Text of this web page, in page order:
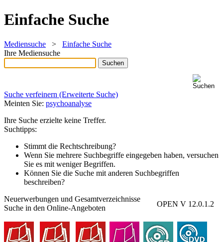
Einfache Suche
Mediensuche > Einfache Suche
Ihre Mediensuche
Suche verfeinern (Erweiterte Suche)
Meinten Sie: psychoanalyse
Ihre Suche erzielte keine Treffer.
Suchtipps:
Stimmt die Rechtschreibung?
Wenn Sie mehrere Suchbegriffe eingegeben haben, versuchen
Sie es mit weniger Begriffen.
Können Sie die Suche mit anderen Suchbegriffen
beschreiben?
OPEN V 12.0.1.2
Neuerwerbungen und Gesamtverzeichnisse
Suche in den Online-Angeboten